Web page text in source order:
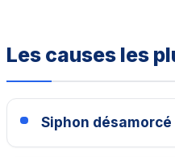
Les causes les
Siphon désamorcé